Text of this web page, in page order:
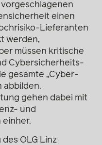
vorgeschlagenen
einen
Lieferanten
werden,
müssen kritische
Cybersicherheits-
gesamte „Cyber-
abbilden.
gehen dabei mit
und
OLG Linz